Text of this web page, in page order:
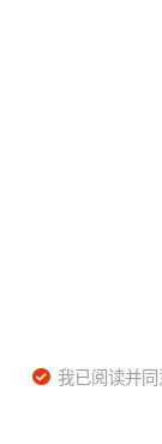
我已阅读并